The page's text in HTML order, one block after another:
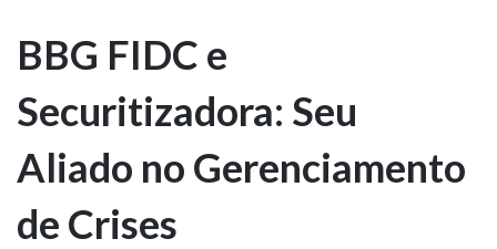
BBG FIDC e
Securitizadora: Seu
Aliado no Gerenciamento
de Crises